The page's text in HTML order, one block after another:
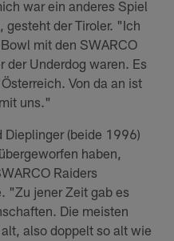
war ein anderes Spiel
der Tiroler. "Ich
mit den SWARCO
Underdog waren. Es
Von da an ist
uns."
Dieplinger (beide 1996)
haben,
Raiders
"Zu jener Zeit gab es
Die meisten
also doppelt so alt wie